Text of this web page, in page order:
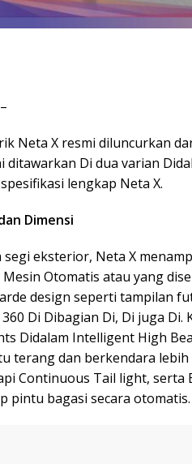
–
Neta X resmi diluncurkan
ditawarkan Di dua varian
lengkap Neta X.
Dimensi
segi eksterior, Neta X
Otomatis atau yang
design seperti tampilan
Di Dibagian Di, Di juga
Didalam Intelligent High
terang dan berkendara
Continuous Tail light, serta
pintu bagasi secara otomatis.